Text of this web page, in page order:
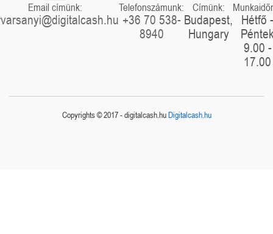
Email címünk: Telefonszámunk:
+36 70 538-
8940
Címünk:
Budapest,
Hungary
Hétfő -
9.00 -
17.00
Copyrights © 2017 - digitalcash.huDigitalcash.hu